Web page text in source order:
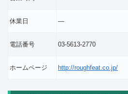
休業日 ―
電話番号 03-5613-2770
ホームページ http://roughfeat.co.jp/